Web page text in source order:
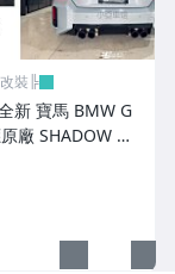
裝╠
新 寶馬 BMW G
廠 SHADOW 電